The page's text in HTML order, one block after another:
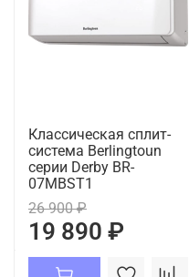
Классическая сплит-
система Berlingtoun
серии Derby BR-
07MBST1
26 900 ₽
19 890 ₽